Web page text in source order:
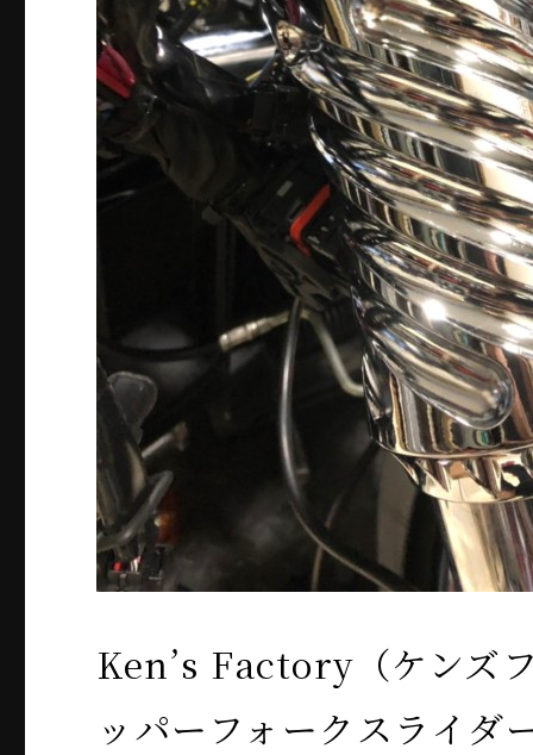
Ken’s Factory（ケンズ
ッパーフォークスライ